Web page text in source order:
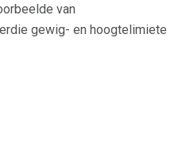
van
gewig- en hoogtelimiete